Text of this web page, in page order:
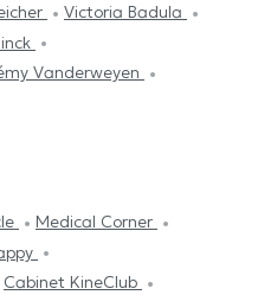
Victoria Badula
Vanderweyen
Medical Corner
Cabinet KineClub